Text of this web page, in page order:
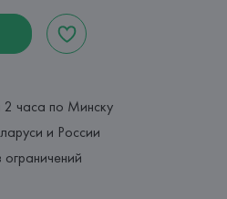
2 часа по Минску
и России